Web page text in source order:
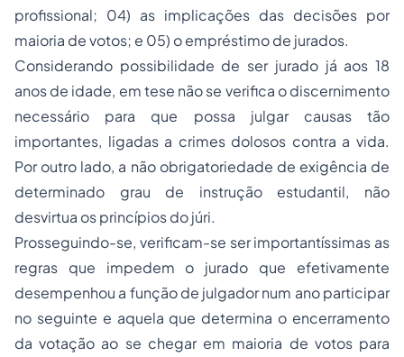
profissional; 04) as implicações das decisões por
maioria de votos; e 05) o empréstimo de jurados.
Considerando possibilidade de ser jurado já aos 18
anos de idade, em tese não se verifica o discernimento
necessário para que possa julgar causas tão
importantes, ligadas a crimes dolosos contra a vida.
Por outro lado, a não obrigatoriedade de exigência de
determinado grau de instrução estudantil, não
desvirtua os princípios do júri.
Prosseguindo-se, verificam-se ser importantíssimas as
regras que impedem o jurado que efetivamente
desempenhou a função de julgador num ano participar
no seguinte e aquela que determina o encerramento
da votação ao se chegar em maioria de votos para